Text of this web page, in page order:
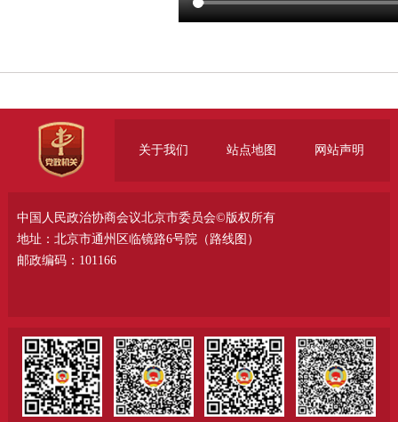
关于我们 站点地图 网站声明
中国人民政治协商会议北京市委员会©版权所有
地址：北京市通州区临镜路6号院（ 路线图 ）
邮政编码：101166